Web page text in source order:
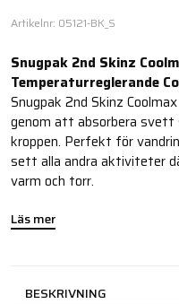
Artikelnr: 05121-BK_S
Snugpak 2nd Skinz
Temperaturreglerande
Snugpak 2nd Skinz
genom att absorbera svett
kroppen. Perfekt för
sett alla andra aktiviteter
varm och torr.
Läs mer
BESKRIVNING